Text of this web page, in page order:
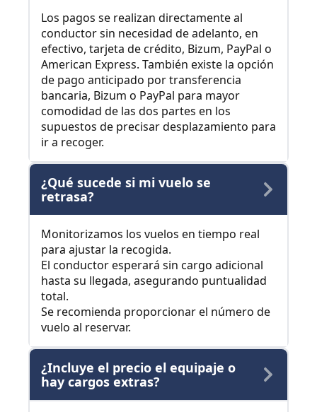
Los pagos se realizan directamente al
conductor sin necesidad de adelanto, en
efectivo, tarjeta de crédito, Bizum, PayPal o
American Express. También existe la opción
de pago anticipado por transferencia
bancaria, Bizum o PayPal para mayor
comodidad de las dos partes en los
supuestos de precisar desplazamiento para
ir a recoger.
¿Qué sucede si mi vuelo se
retrasa?
Monitorizamos los vuelos en tiempo real
para ajustar la recogida.
El conductor esperará sin cargo adicional
hasta su llegada, asegurando puntualidad
total.
Se recomienda proporcionar el número de
vuelo al reservar.
¿Incluye el precio el equipaje o
hay cargos extras?